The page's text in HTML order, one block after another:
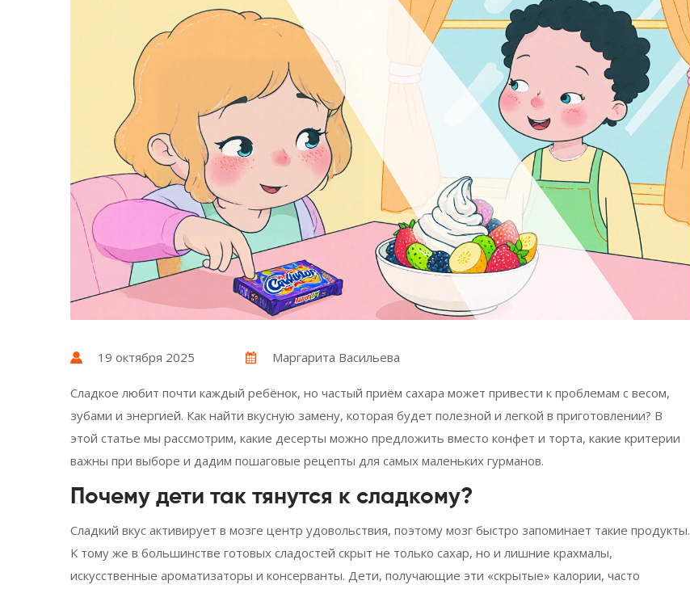
19 октября 2025 Маргарита Васильева
Сладкое любит почти каждый ребёнок, но частый приём сахара может привести к проблемам с весом,
зубами и энергией. Как найти вкусную замену, которая будет полезной и легкой в приготовлении? В
этой статье мы рассмотрим, какие десерты можно предложить вместо конфет и торта, какие критерии
важны при выборе и дадим пошаговые рецепты для самых маленьких гурманов.
Почему дети так тянутся к сладкому?
Сладкий вкус активирует в мозге центр удовольствия, поэтому мозг быстро запоминает такие продукты.
К тому же в большинстве готовых сладостей скрыт не только сахар, но и лишние крахмалы,
искусственные ароматизаторы и консерванты. Дети, получающие эти «скрытые» калории, часто